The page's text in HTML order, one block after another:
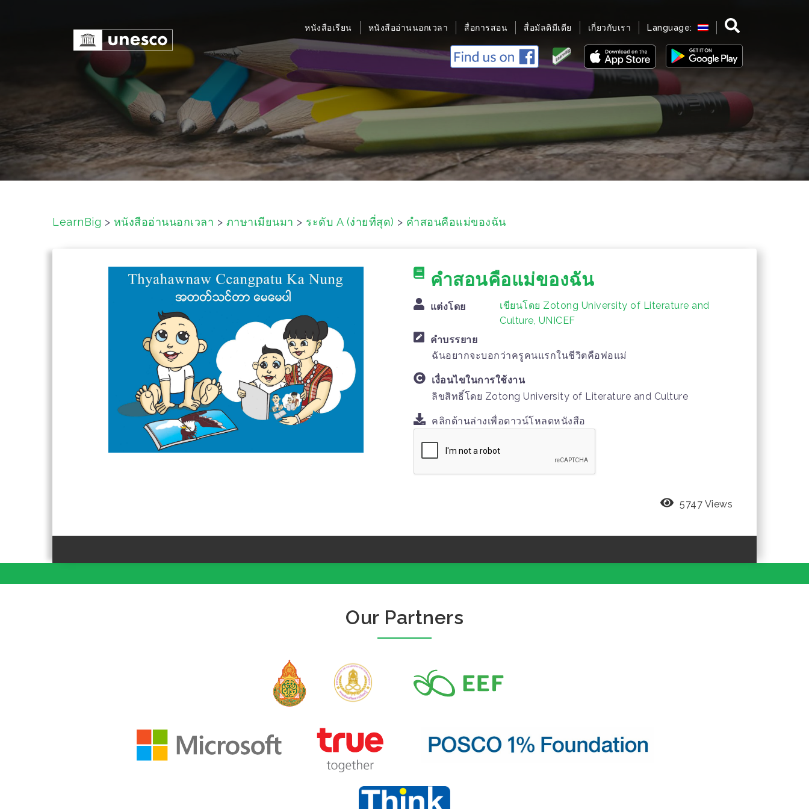
n
t
e
หนังสือเรียน หนังสืออ่านนอกเวลา สื่อการสอน สื่อมัลติมีเดีย เกี่ยวกับเรา Language:
LearnBig > หนังสืออ่านนอกเวลา > ภาษาเมียนมา > ระดับ A (ง่ายที่สุด) > คำสอนคือแม่ของฉัน
คำสอนคือแม่ของฉัน
แต่งโดย
เขียนโดย Zotong University of Literature and
Culture, UNICEF
คำบรรยาย
ฉันอยากจะบอกว่าครูคนแรกในชีวิตคือพ่อแม่
เงื่อนไขในการใช้งาน
ลิขสิทธิ์โดย Zotong University of Literature and Culture
คลิกด้านล่างเพื่อดาวน์โหลดหนังสือ
5747 Views
Our Partners